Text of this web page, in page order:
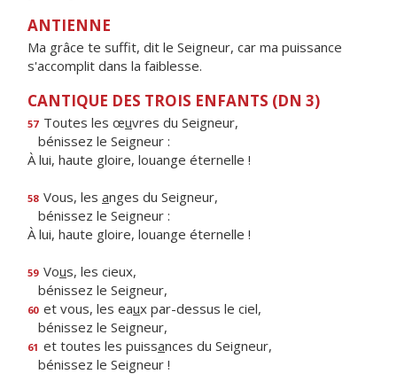
ANTIENNE
Ma grâce te suffit, dit le Seigneur, car ma puissance
s'accomplit dans la faiblesse.
CANTIQUE DES TROIS ENFANTS (DN 3)
57 Toutes les œuvres du Seigneur,
bénissez le Seigneur :
À lui, haute gloire, louange éternelle !
58 Vous, les anges du Seigneur,
bénissez le Seigneur :
À lui, haute gloire, louange éternelle !
59 Vous, les cieux,
bénissez le Seigneur,
60 et vous, les eaux par-dessus le ciel,
bénissez le Seigneur,
61 et toutes les puissances du Seigneur,
bénissez le Seigneur !